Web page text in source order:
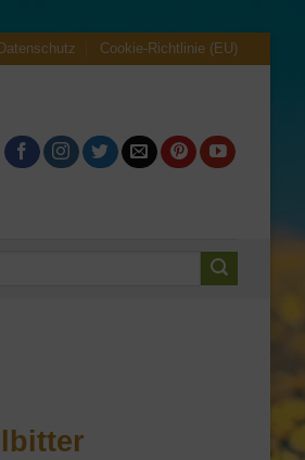
Datenschutz Cookie-Richtlinie (EU)